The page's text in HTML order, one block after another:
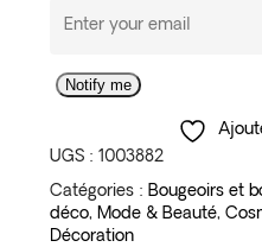
Notify me
UGS : 1003882
Catégories : Bougeoirs et
déco, Mode & Beauté,
Décoration